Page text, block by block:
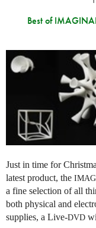
Best of
Just in time for
latest product, the
a fine selection of all
both physical and
supplies, a Live-DVD